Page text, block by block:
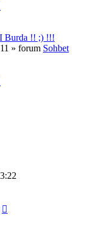
Burda !! ;) !!!
» forum Sohbet